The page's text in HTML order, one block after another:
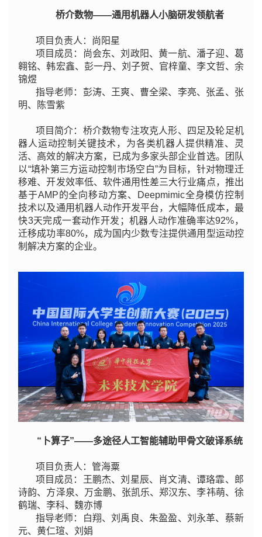
桥介数物——通用机器人小脑研发领航者
项目负责人：尚阳星
项目成员：尚会东、刘政阳、黄一航、潘子迎、葛
翱铭、韩宏鑫、彭一丹、刘子贺、官梓童、李文哲、余
锦煜
指导老师：彭涛、王爽、曹全梁、李亮、张孟、张
明、陈雪紫
项目简介：桥介数物专注攻克人形、四足及轮足机
器人运动控制关键技术，为各类机器人提供精准、灵
活、高效的解决方案，已成为多家头部企业首选。团队
以“填补第三方运动控制市场空白”为目标，针对物理迁
移难、开发效率低、软件通用性差三大行业痛点，推出
基于AMP的全向移动方案、Deepmimic全身模仿控制
技术以及通用机器人动作开发平台，大幅降低成本，最
快3天完成一套动作开发；机器人动作准确率达92%，
迁移成功率80%，成为国内少数专注提供通用型运动控
制解决方案的企业。
“卜算子”——多途径人工智能辅助甲骨文破译系统
项目负责人：管海粟
项目成员：王鹏杰、刘星辰、肖文清、谭珞霏、郎
诗韵、方泽泉、万金鹏、张凯乐、郑汉东、李祎萌、徐
鹤瑞、李科、魏亦博
指导老师：白翔、刘禹良、朱盈盈、刘永革、蔡新
元、黄仁瑄、刘娟